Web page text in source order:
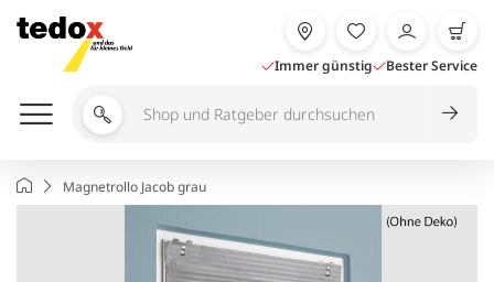
Inhalt
springen
Immer günstig Bester Service
Shop
durchsuchen
StartseiteMagnetrollo Jacob grau